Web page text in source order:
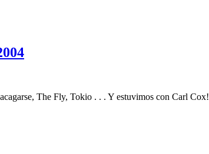
The Fly, Tokio . . . Y estuvimos con Carl Cox!